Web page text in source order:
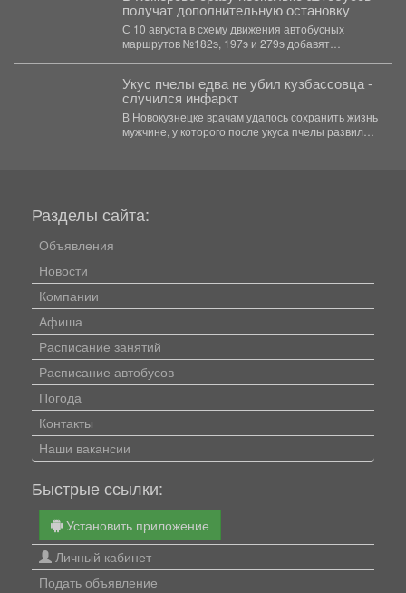
получат дополнительную остановку
С 10 августа в схему движения автобусных
маршрутов №182э, 197э и 279э добавят
Укус пчелы едва не убил кузбассовца -
случился инфаркт
В Новокузнецке врачам удалось сохранить жизнь
мужчине, у которого после укуса пчелы развился
Разделы сайта:
Объявления
Новости
Компании
Афиша
Расписание занятий
Расписание автобусов
Погода
Контакты
Наши вакансии
Быстрые ссылки:
Установить приложение
Личный кабинет
Подать объявление